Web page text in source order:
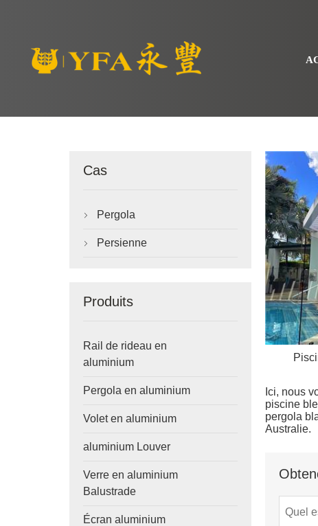
Cas
 Pergola
 Persienne
Produits
Rail de rideau en
aluminium
Pergola en aluminium
Volet en aluminium
aluminium Louver
Verre en aluminium
Balustrade
Écran aluminium
Ici, nous
piscine
pergola
Australie.